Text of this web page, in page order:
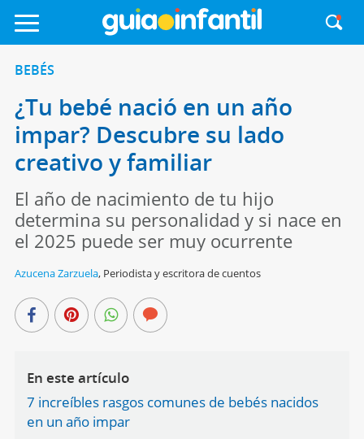
BEBÉS
¿Tu bebé nació en un año
impar? Descubre su lado
creativo y familiar
El año de nacimiento de tu hijo
determina su personalidad y si nace en
el 2025 puede ser muy ocurrente
Azucena Zarzuela, Periodista y escritora de cuentos
En este artículo
7 increíbles rasgos comunes de bebés nacidos
en un año impar